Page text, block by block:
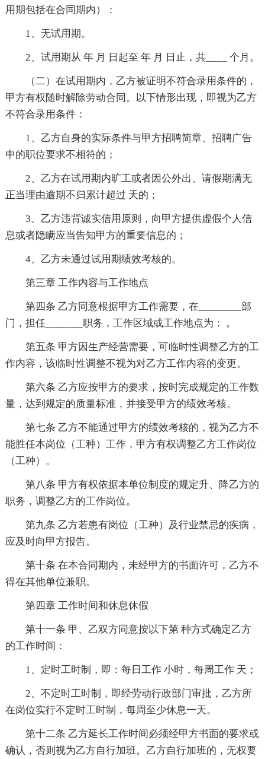
用期包括在合同期内）：
1、无试用期。
2、试用期从 年 月 日起至 年 月 日止，共____ 个月。
（二）在试用期内，乙方被证明不符合录用条件的，
甲方有权随时解除劳动合同。以下情形出现，即视为乙方
不符合录用条件：
1、乙方自身的实际条件与甲方招聘简章、招聘广告
中的职位要求不相符的；
2、乙方在试用期内旷工或者因公外出、请假期满无
正当理由逾期不归累计超过 天的；
3、乙方违背诚实信用原则，向甲方提供虚假个人信
息或者隐瞒应当告知甲方的重要信息的；
4、乙方未通过试用期绩效考核的。
第三章 工作内容与工作地点
第四条 乙方同意根据甲方工作需要，在________部
门，担任_______职务，工作区域或工作地点为： 。
第五条 甲方因生产经营需要，可临时性调整乙方的工
作内容，该临时性调整不视为对乙方工作内容的变更。
第六条 乙方应按甲方的要求，按时完成规定的工作数
量，达到规定的质量标准，并接受甲方的绩效考核。
第七条 乙方不能通过甲方的绩效考核的，视为乙方不
能胜任本岗位（工种）工作，甲方有权调整乙方工作岗位
（工种）。
第八条 甲方有权依据本单位制度的规定升、降乙方的
职务，调整乙方的工作岗位。
第九条 乙方若患有岗位（工种）及行业禁忌的疾病，
应及时向甲方报告。
第十条 在本合同期内，未经甲方的书面许可，乙方不
得在其他单位兼职。
第四章 工作时间和休息休假
第十一条 甲、乙双方同意按以下第 种方式确定乙方
的工作时间：
1、定时工时制，即：每日工作 小时，每周工作 天；
2、不定时工时制，即经劳动行政部门审批，乙方所
在岗位实行不定时工时制，每周至少休息一天。
第十二条 乙方延长工作时间必须经甲方书面的要求或
确认，否则视为乙方自行加班。乙方自行加班的，无权要